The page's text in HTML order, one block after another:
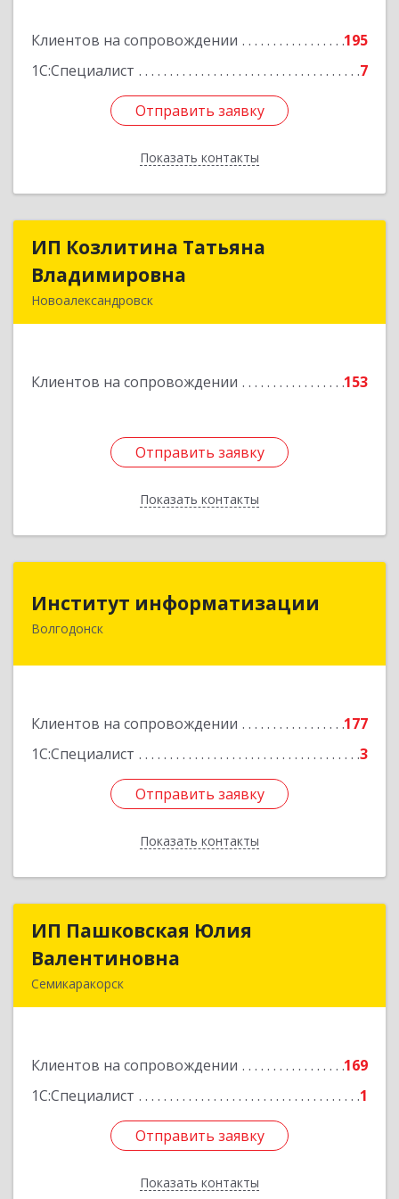
Клиентов на сопровождении
195
1С:Специалист
7
Отправить заявку
Показать контакты
Отправить заявку
Назад
ИП Козлитина Татьяна
Владимировна
Новоалександровск
Клиентов на сопровождении 153
Отправить заявку
Показать контакты
ИП Козлитина Татьяна
Подробнее
Отправить заявку
Назад
Институт информатизации
Волгодонск
Клиентов на сопровождении
177
1С:Специалист
3
Отправить заявку
Показать контакты
Институт информатизации
347383, Ростовская обл, Волгодонск г, Маршала
Отправить заявку
Назад
ИП Пашковская Юлия
Валентиновна
Семикаракорск
Клиентов на сопровождении
169
1С:Специалист
1
Отправить заявку
Показать контакты
ИП Пашковская Юлия
Подробнее
Отправить заявку
Назад